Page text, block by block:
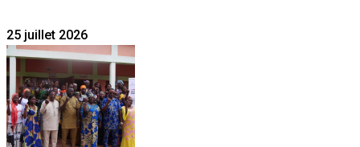
25 juillet 2026